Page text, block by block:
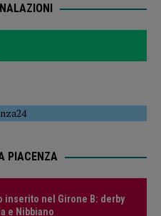
PIACENZA
inserito nel Girone B: derby
e Nibbiano